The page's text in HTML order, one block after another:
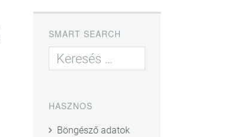
SMART SEARCH
HASZNOS
Böngésző adatok